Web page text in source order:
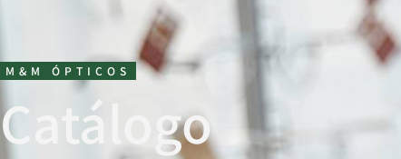
M&M ÓPTICOS
Catálogo